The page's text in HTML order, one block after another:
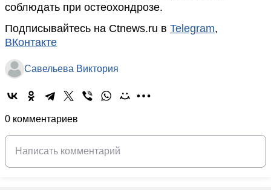
соблюдать при остеохондрозе.
Подписывайтесь на Ctnews.ru в Telegram,
ВКонтакте
Савельева Виктория
0 комментариев